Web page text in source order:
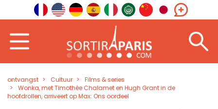
ontvangst Cultuur
Films & series
Wonka, met Timothée Chalamet en Hugh Grant in de
hoofdrollen, arriveert op Max: Ons oordeel